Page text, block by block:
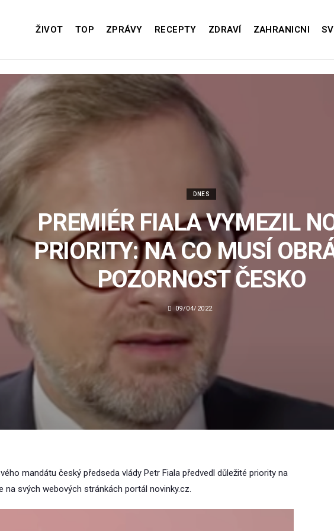
ŽIVOT TOP ZPRÁVY RECEPTY ZDRAVÍ ZAHRANICNI
DNES
PREMIÉR FIALA VYMEZIL
PRIORITY: NA CO MUSÍ
POZORNOST ČESKO
09/04/2022
mandátu český předseda vlády Petr Fiala předvedl důležité priority na
na svých webových stránkách portál novinky.cz.